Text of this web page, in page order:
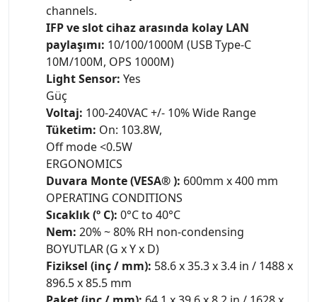
channels.
IFP ve slot cihaz arasında kolay LAN
paylaşımı: 10/100/1000M (USB Type-C
10M/100M, OPS 1000M)
Light Sensor: Yes
Güç
Voltaj: 100-240VAC +/- 10% Wide Range
Tüketim: On: 103.8W,
Off mode <0.5W
ERGONOMICS
Duvara Monte (VESA® ): 600mm x 400 mm
OPERATING CONDITIONS
Sıcaklık (º C): 0°C to 40°C
Nem: 20% ~ 80% RH non-condensing
BOYUTLAR (G x Y x D)
Fiziksel (inç / mm): 58.6 x 35.3 x 3.4 in / 1488 x
896.5 x 85.5 mm